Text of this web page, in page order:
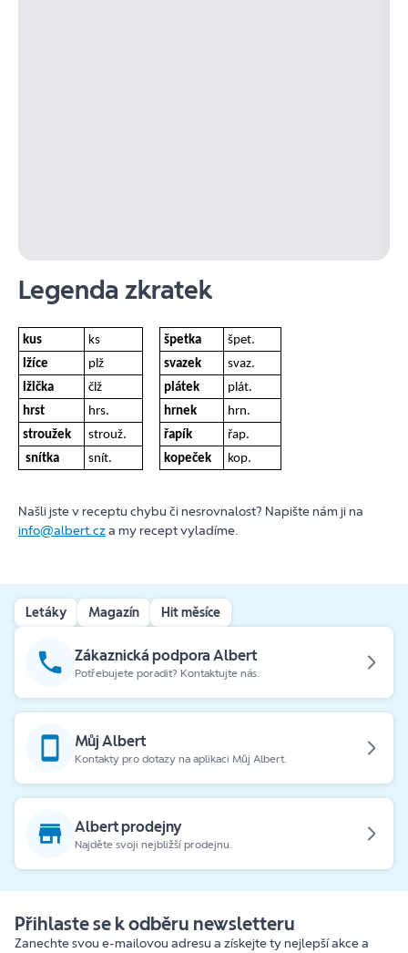
Legenda zkratek
kus ks špetka
špet.
lžíce
plž svazek
svaz.
lžička
člž plátek
plát.
hrst
hrs. hrnek
hrn.
stroužek
strouž. řapík
řap.
snítka
snít. kopeček kop.
Našli jste v receptu chybu či nesrovnalost? Napište nám ji na
info@albert.cza my recept vyladíme.
Letáky Magazín Hit měsíce
Zákaznická podpora Albert
Potřebujete poradit? Kontaktujte nás.
Můj Albert
Kontakty pro dotazy na aplikaci Můj Albert.
Albert prodejny
Najděte svoji nejbližší prodejnu.
Přihlaste se k odběru newsletteru
Zanechte svou e-mailovou adresu a získejte ty nejlepší akce a